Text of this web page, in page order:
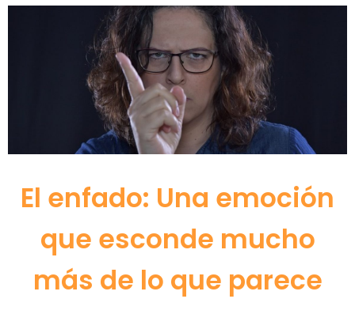
El enfado: Una emoción
que esconde mucho
más de lo que parece